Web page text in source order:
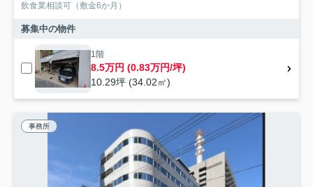
飲食業相談可（敷金6か月）
募集中の物件
1階
8.5万円 (0.83万円/坪)
10.29坪 (34.02㎡)
事務所